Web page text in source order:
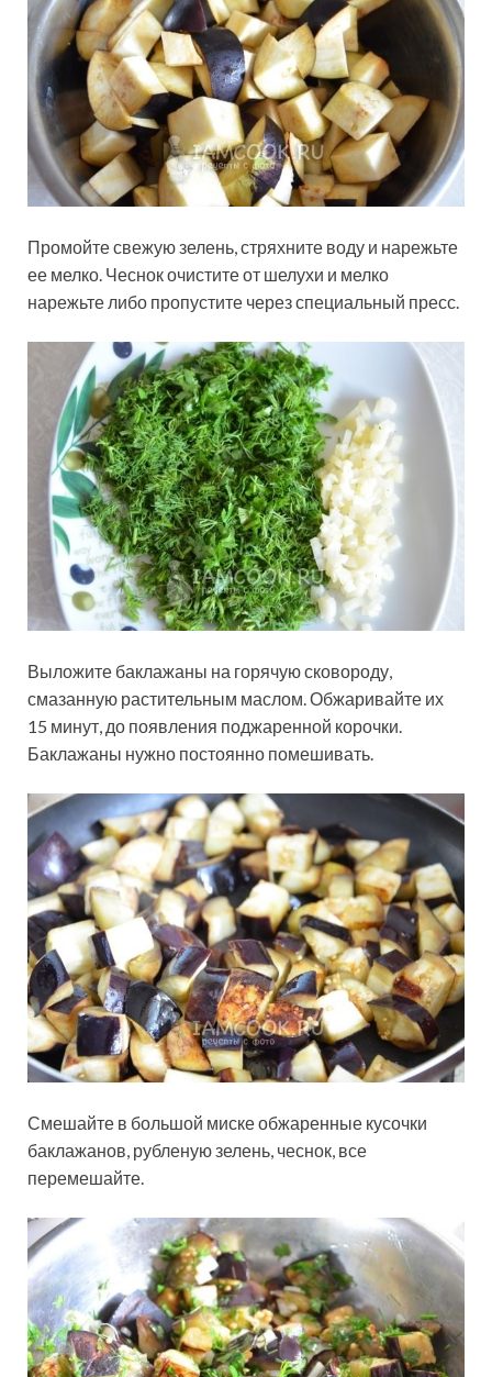
Промойте свежую зелень, стряхните воду и нарежьте
ее мелко. Чеснок очистите от шелухи и мелко
нарежьте либо пропустите через специальный пресс.
Выложите баклажаны на горячую сковороду,
смазанную растительным маслом. Обжаривайте их
15 минут, до появления поджаренной корочки.
Баклажаны нужно постоянно помешивать.
Смешайте в большой миске обжаренные кусочки
баклажанов, рубленую зелень, чеснок, все
перемешайте.